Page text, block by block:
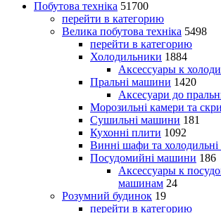
Побутова техніка 51700
перейти в категорию
Велика побутова техніка 5498
перейти в категорию
Холодильники 1884
Аксессуары к
Пральні машини 1420
Аксесуари до
Морозильні камери та
Сушильні машини 181
Кухонні плити 1092
Винні шафи та холодильні
Посудомийні машини 186
Аксессуары к
машинам 24
Розумний будинок 19
перейти в категорию